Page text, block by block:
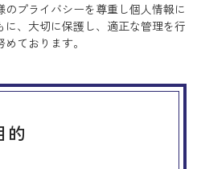
プライバシーを尊重し個人情報に
、 大切に保護し、適正な管理を行
めております。
的